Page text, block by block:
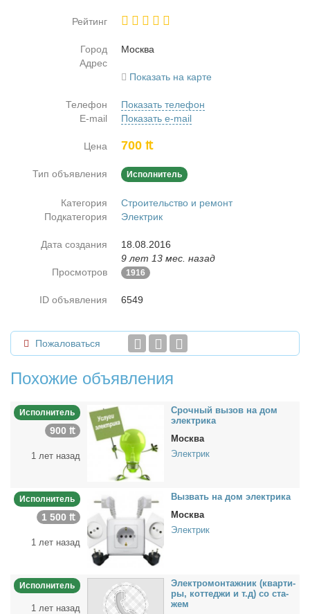
Рейтинг
Город
Москва
Адрес
Показать на карте
Телефон
Показать телефон
E-mail
Показать e-mail
Цена 700 ₶
Тип объявления Исполнитель
Категория
Строительство и ремонт
Подкатегория
Электрик
Дата создания
18.08.2016
9 лет 13 мес. назад
Просмотров
1916
ID объявления 6549
Пожаловаться
Похожие объявления
Исполнитель
900 ₶
1 лет назад
Сроч­ный вы­зов на дом
элек­три­ка
Москва
Электрик
Исполнитель
1 500 ₶
1 лет назад
Вы­звать на дом элек­три­ка
Москва
Электрик
Исполнитель
1 лет назад
Элек­тро­мон­таж­ник (квар­ти­
ры, кот­те­джи и т.д) со ста­
жем